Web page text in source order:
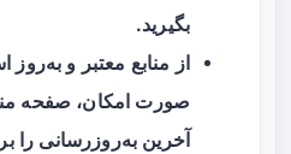
بگیرید.
از منابع معتبر و به‌روز
صورت امکان، صفحه
آخرین به‌روزرسانی را